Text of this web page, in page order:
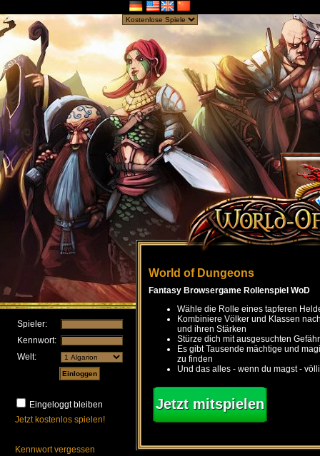
Spieler:
Kennwort:
Welt:
Eingeloggt bleiben
Jetzt kostenlos spielen!
Kennwort vergessen
World of Dungeons
Fantasy Browsergame Rollenspiel WoD
Wähle die Rolle eines tapferen
Kombiniere Völker und Klassen
und ihren Stärken
Stürze dich mit ausgesuchten
Es gibt Tausende mächtige und
zu finden
Und das alles - wenn du magst -
Jetzt mitspielen